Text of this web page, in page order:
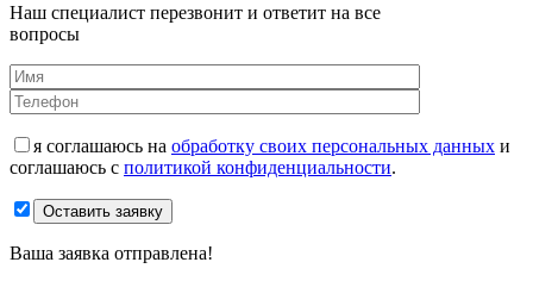
Наш специалист перезвонит и ответит на все
вопросы
я соглашаюсь на обработку своих персональных данных и
соглашаюсь с политикой конфиденциальности.
Оставить заявку
Ваша заявка отправлена!